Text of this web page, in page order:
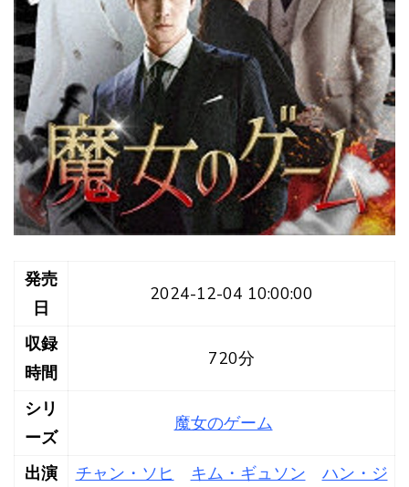
発売
日
2024-12-04 10:00:00
収録
時間
720分
シリ
ーズ
魔女のゲーム
出演
チャン・ソヒ キム・ギュソン
ハン・ジ